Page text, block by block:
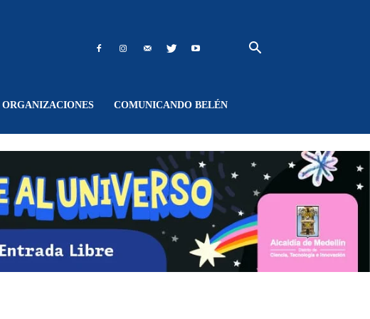
ORGANIZACIONES COMUNICANDO BELÉN